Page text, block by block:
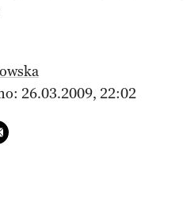
26.03.2009, 22:02
facebook
na twitter
do przyjaciela